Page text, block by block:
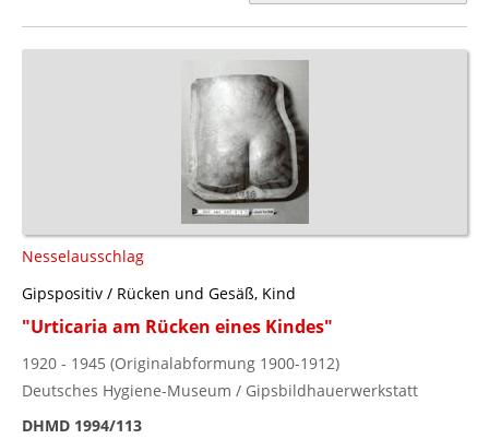
Nesselausschlag
Gipspositiv / Rücken und Gesäß, Kind
"Urticaria am Rücken eines Kindes"
1920 - 1945 (Originalabformung 1900-1912)
Deutsches Hygiene-Museum / Gipsbildhauerwerkstatt
DHMD 1994/113